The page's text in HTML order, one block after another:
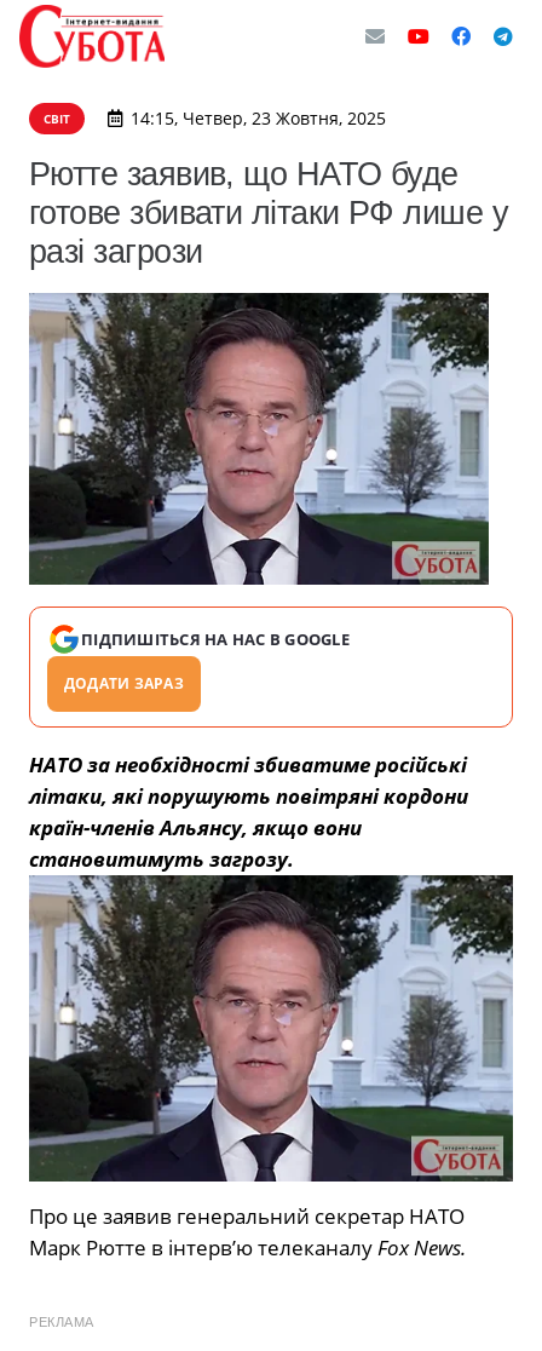
СВІТ 14:15, Четвер, 23 Жовтня, 2025
Рютте заявив, що НАТО буде
готове збивати літаки РФ лише у
разі загрози
ПІДПИШІТЬСЯ НА НАС В GOOGLE
ДОДАТИ ЗАРАЗ
НАТО за необхідності збиватиме російські
літаки, які порушують повітряні кордони
країн-членів Альянсу, якщо вони
становитимуть загрозу.
Про це заявив генеральний секретар НАТО
Марк Рютте в інтерв’ю телеканалуFox News.
РЕКЛАМА